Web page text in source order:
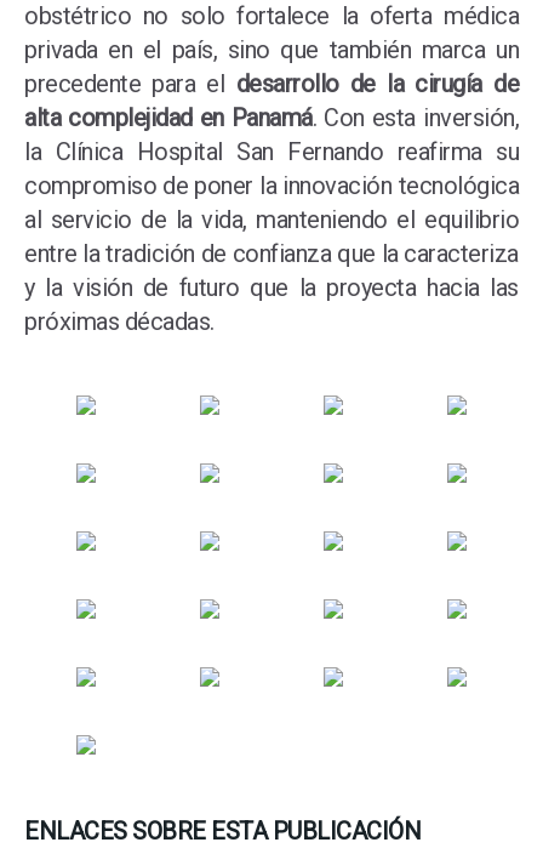
obstétrico no solo fortalece la oferta médica
privada en el país, sino que también marca un
precedente para el desarrollo de la cirugía de
alta complejidad en Panamá. Con esta inversión,
la Clínica Hospital San Fernando reafirma su
compromiso de poner la innovación tecnológica
al servicio de la vida, manteniendo el equilibrio
entre la tradición de confianza que la caracteriza
y la visión de futuro que la proyecta hacia las
próximas décadas.
ENLACES SOBRE ESTA PUBLICACIÓN